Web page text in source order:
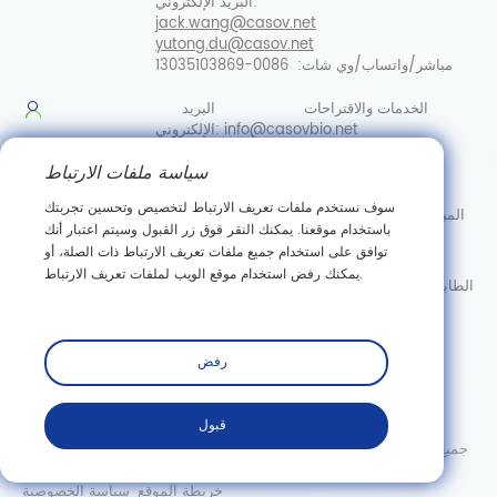
jack.wang@casov.net
yutong.du@casov.net
مباشر/واتساب/وي شات:
الخدمات والاقتراحات
البريد
الإلكتروني:info@casovbio.net
المبنى التجريبي، القاعدة الصناعية للمطياف المغناطيسي النووي، رقم
128، طريق قوانغجو السابع، منطقة تطوير التكنولوجيا الجديدة في
إيست ليك، ووهان، الصين.
الطابق الخامس، المبنى أ، مبنى جوكسيان، مركز المشاريع الدولية، رقم
يشترك
حقوق الطبع والنشر © Wuhan Casov Green Biotech Co. ، Ltd. جميع
سياسة الخصوصية خريطة الموقع
سياسة ملفات الارتباط
سوف نستخدم ملفات تعريف الارتباط لتخصيص وتحسين تجربتك
باستخدام موقعنا. يمكنك النقر فوق زر القبول وسيتم اعتبار أنك
توافق على استخدام جميع ملفات تعريف الارتباط ذات الصلة، أو
يمكنك رفض استخدام موقع الويب لملفات تعريف الارتباط.
رفض
قبول